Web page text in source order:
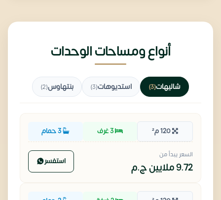
أنواع ومساحات الوحدات
شاليهات(3) استديوهات(3) بنتهاوس(2)
120 م² 3 غرف 3 حمام
السعر يبدأ من
9.72 ملايين ج.م استفسر